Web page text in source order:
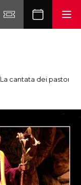
La cantata dei pastori